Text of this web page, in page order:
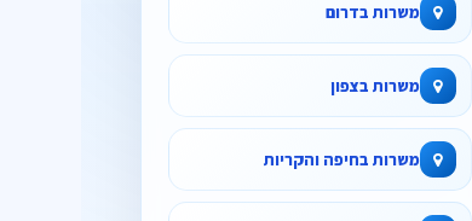
משרות בדרום
משרות בצפון
משרות בחיפה והקריות